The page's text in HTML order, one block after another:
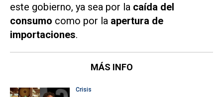
este gobierno, ya sea por la caída del
consumo como por la apertura de
importaciones.
MÁS INFO
Crisis